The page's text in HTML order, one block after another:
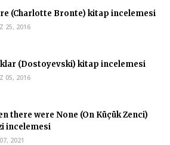
ile konuyu çok daha iyi anlıyorum. Çok
(Charlotte Bronte) kitap incelemesi
25, 2016
(Dostoyevski) kitap incelemesi
05, 2016
there were None (On Küçük Zenci)
incelemesi
2021